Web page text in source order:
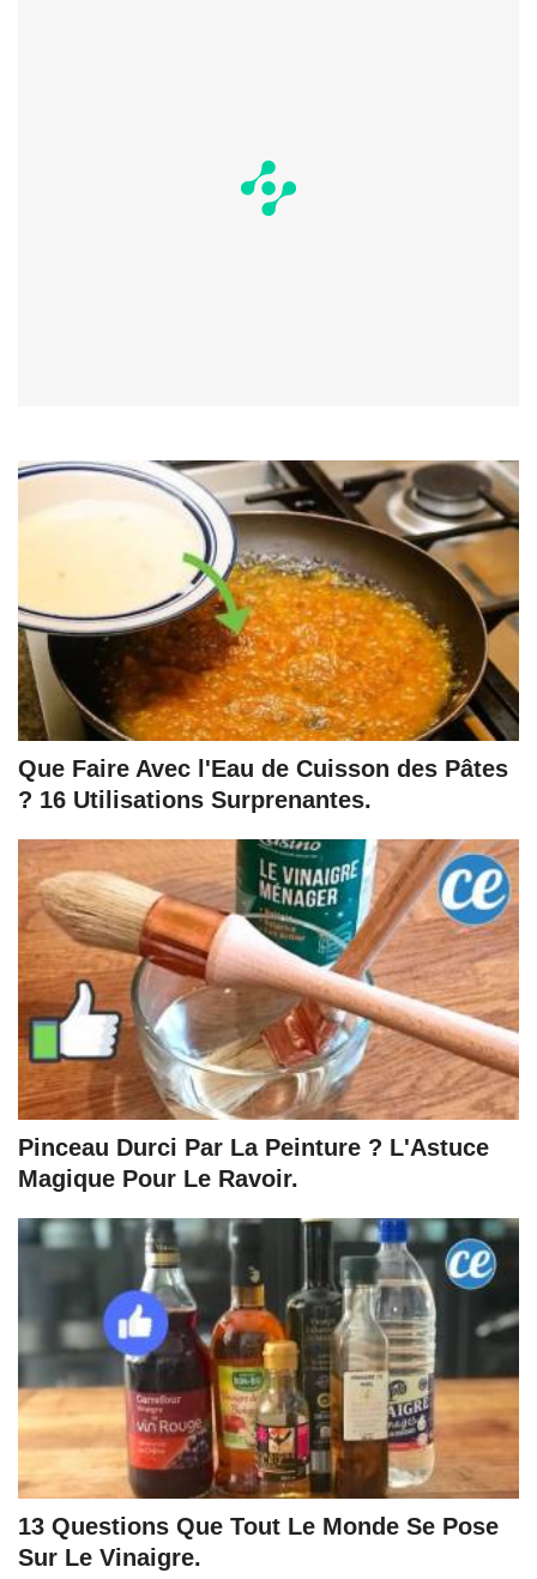
Que Faire Avec l'Eau de Cuisson des Pâtes
? 16 Utilisations Surprenantes.
Pinceau Durci Par La Peinture ? L'Astuce
Magique Pour Le Ravoir.
13 Questions Que Tout Le Monde Se Pose
Sur Le Vinaigre.